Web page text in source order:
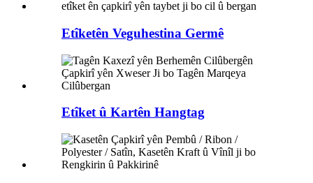
Etîketên Veguhestina Germê
Etîket û Kartên Hangtag